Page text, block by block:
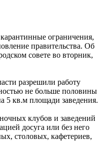
ограничения,
правительства. Об
совете во вторник,
разрешили работу
не больше половины
5 кв.м площади заведения.
клубов и заведений
досуга или без него
столовых, кафетериев,